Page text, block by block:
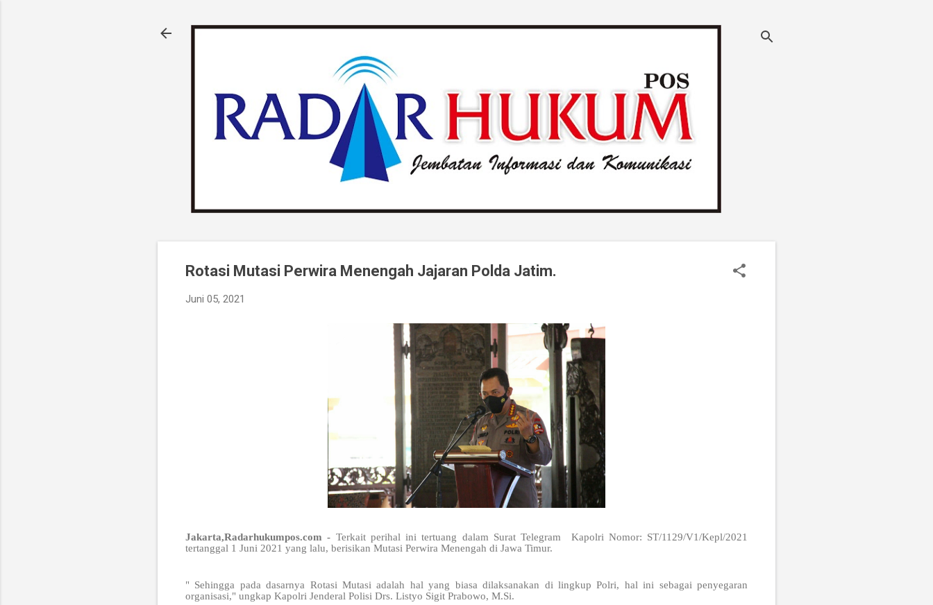
Rotasi Mutasi Perwira Menengah Jajaran Polda Jatim.
Juni 05, 2021
Jakarta,Radarhukumpos.com - Terkait perihal ini tertuang dalam Surat Telegram Kapolri Nomor: ST/1129/V1/Kepl/2021
tertanggal 1 Juni 2021 yang lalu, berisikan Mutasi Perwira Menengah di Jawa Timur.
" Sehingga pada dasarnya Rotasi Mutasi adalah hal yang biasa dilaksanakan di lingkup Polri, hal ini sebagai penyegaran
organisasi," ungkap Kapolri Jenderal Polisi Drs. Listyo Sigit Prabowo, M.Si.